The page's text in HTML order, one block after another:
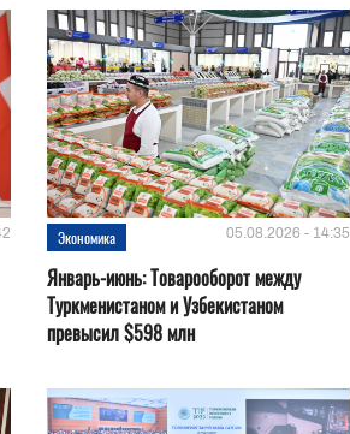
Экономика 05.08.2026 - 14:35
Январь-июнь: Товарооборот между
Туркменистаном и Узбекистаном
превысил $598 млн